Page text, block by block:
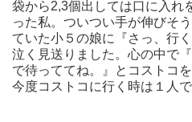
袋から2,3個出しては口に入れ
った私。ついつい手が伸びそ
ていた小５の娘に『さっ、行
泣く見送りました。心の中で
で待っててね。』とコストコを
今度コストコに行く時は１人